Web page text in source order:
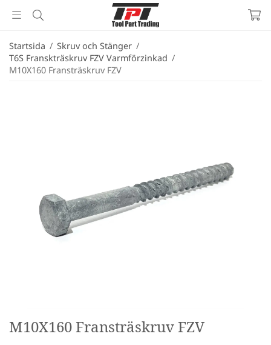
Startsida / Skruv och Stänger /
T6S Franskträskruv FZV Varmförzinkad /
M10X160 Fransträskruv FZV
M10X160 Fransträskruv FZV